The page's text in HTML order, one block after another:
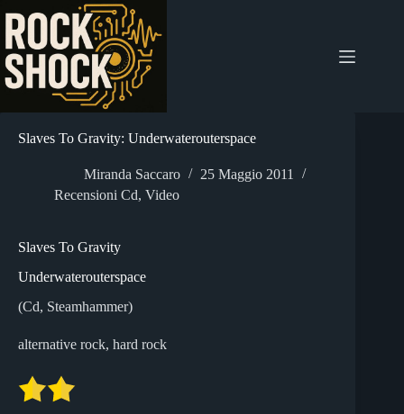
contenuto
Slaves To Gravity: Underwaterouterspace
Miranda Saccaro
25 Maggio 2011
Recensioni Cd, Video
Slaves To Gravity
Underwaterouterspace
(Cd, Steamhammer)
alternative rock, hard rock